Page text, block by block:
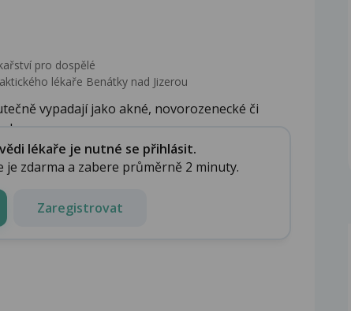
pro dospělé
lékaře Benátky nad Jizerou
vypadají jako akné, novorozenecké či
lékaře je nutné se přihlásit.
zdarma a zabere průměrně 2 minuty.
Zaregistrovat